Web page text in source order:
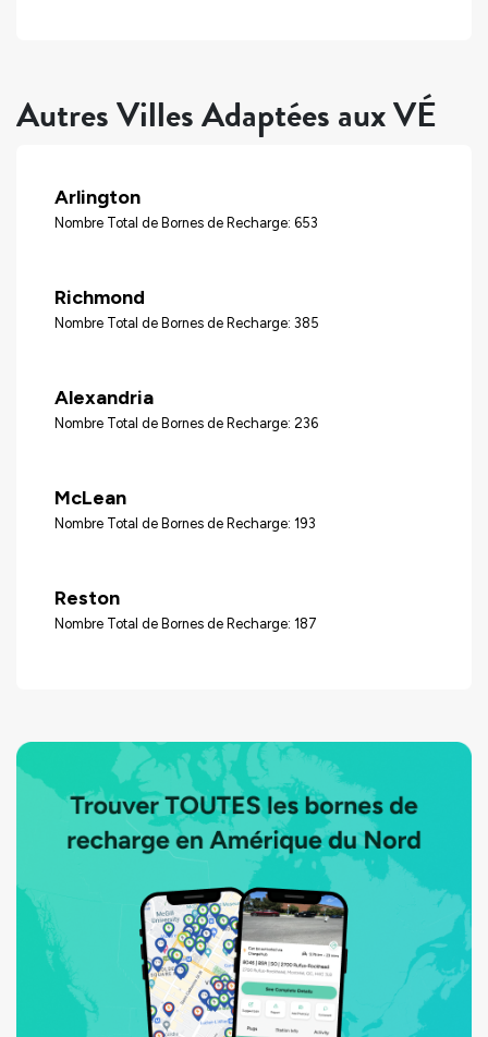
Autres Villes Adaptées aux VÉ
Arlington
Nombre Total de Bornes de Recharge: 653
Richmond
Nombre Total de Bornes de Recharge: 385
Alexandria
Nombre Total de Bornes de Recharge: 236
McLean
Nombre Total de Bornes de Recharge: 193
Reston
Nombre Total de Bornes de Recharge: 187